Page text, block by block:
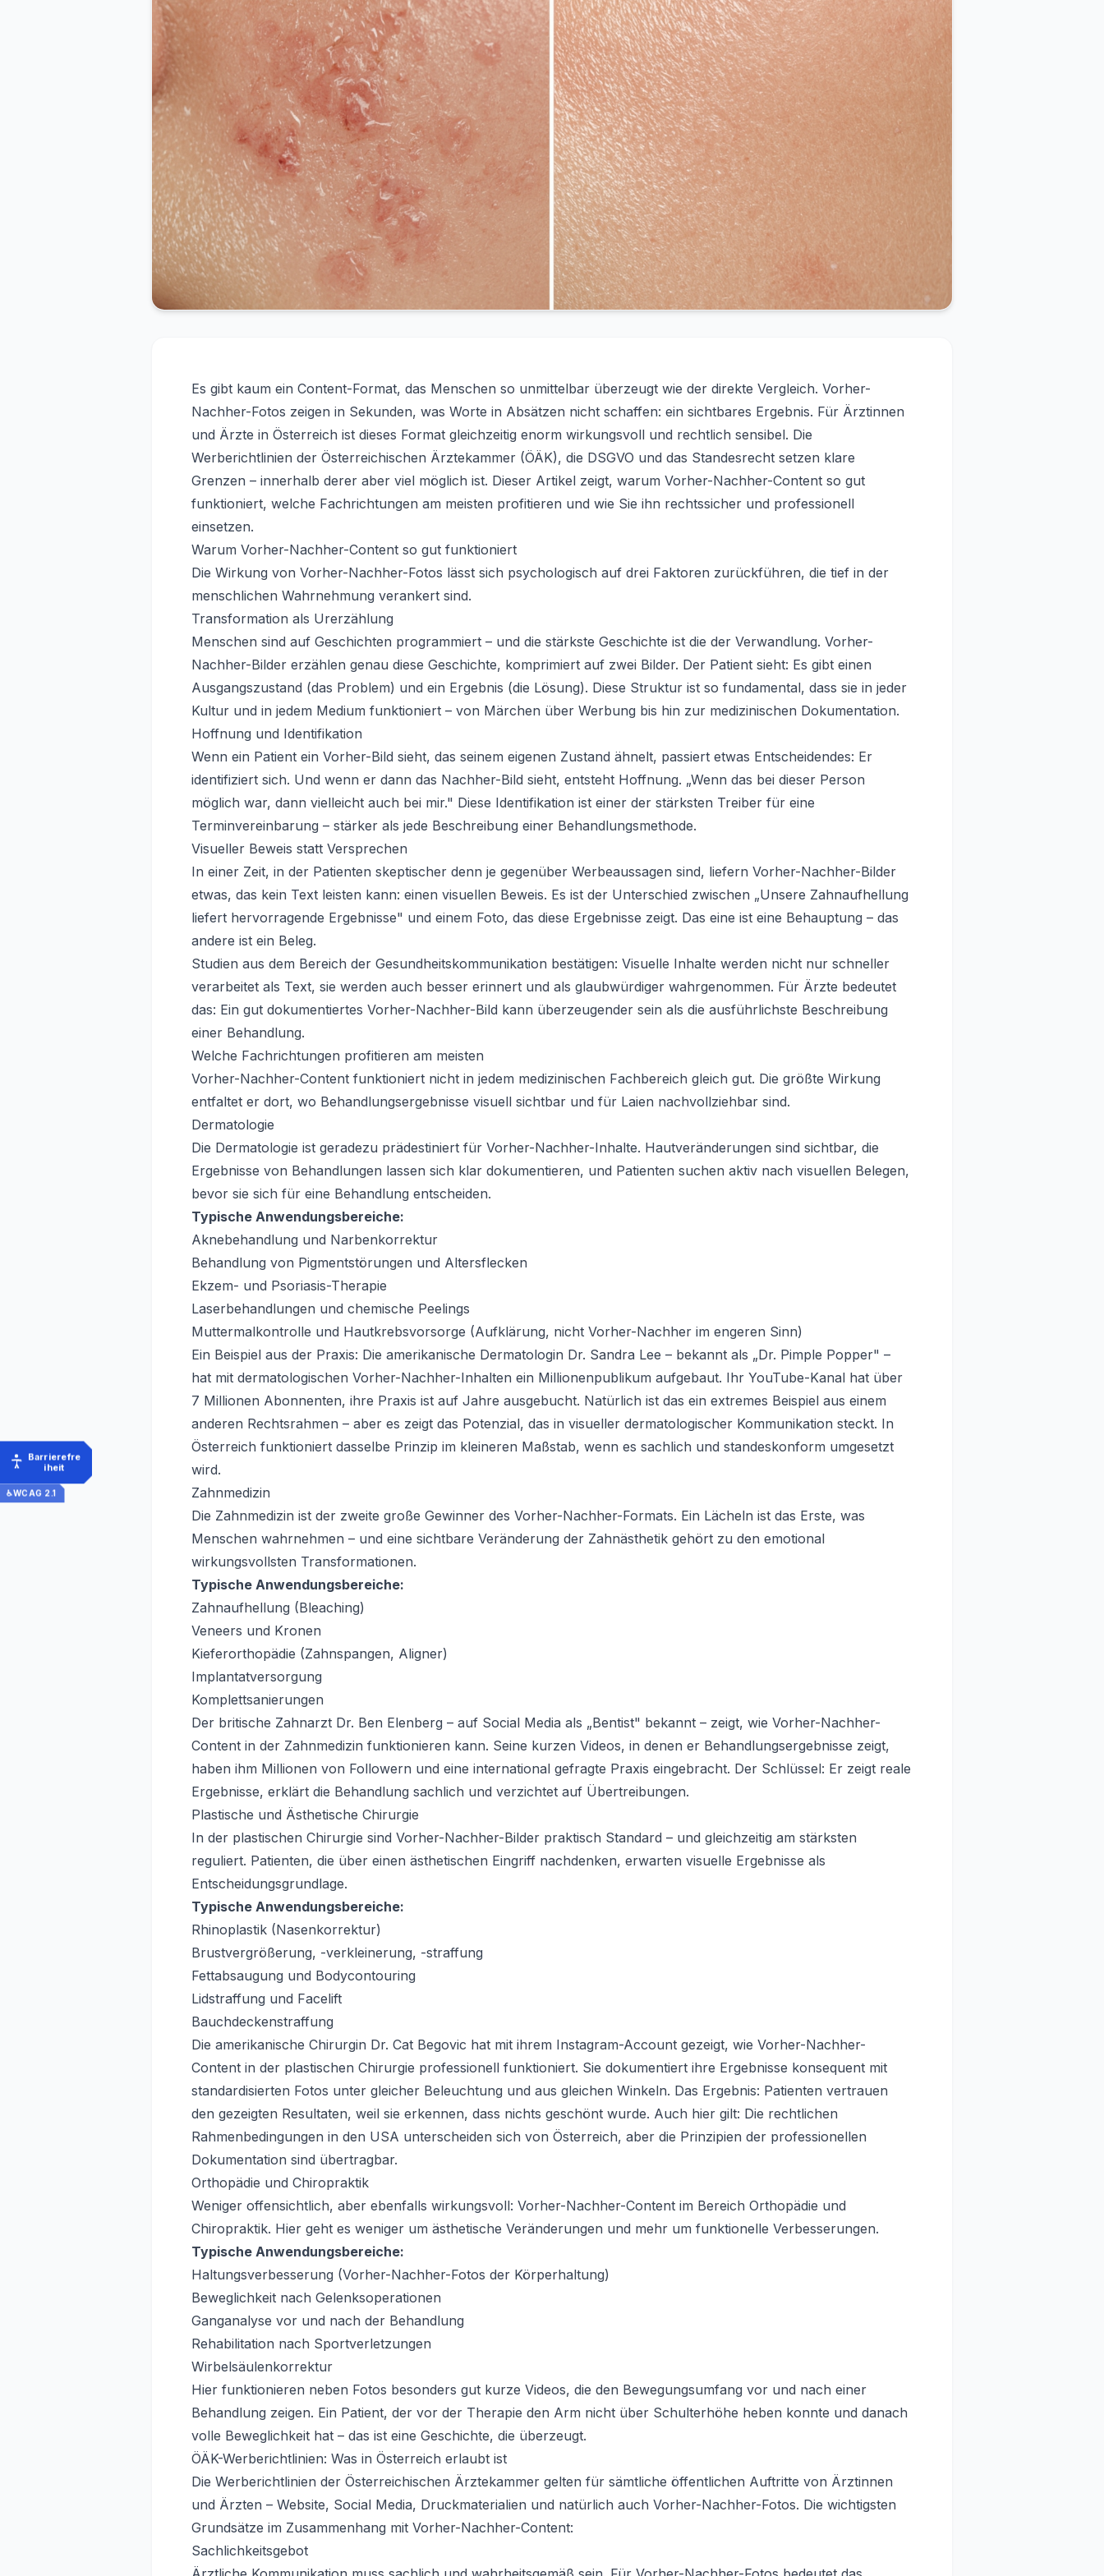
Barrierefre
iheit
♿WCAG 2.1
Es gibt kaum ein Content-Format, das Menschen so unmittelbar überzeugt wie der direkte Vergleich. Vorher-
Nachher-Fotos zeigen in Sekunden, was Worte in Absätzen nicht schaffen: ein sichtbares Ergebnis. Für Ärztinnen
und Ärzte in Österreich ist dieses Format gleichzeitig enorm wirkungsvoll und rechtlich sensibel. Die
Werberichtlinien der Österreichischen Ärztekammer (ÖÄK), die DSGVO und das Standesrecht setzen klare
Grenzen – innerhalb derer aber viel möglich ist. Dieser Artikel zeigt, warum Vorher-Nachher-Content so gut
funktioniert, welche Fachrichtungen am meisten profitieren und wie Sie ihn rechtssicher und professionell
einsetzen.
Warum Vorher-Nachher-Content so gut funktioniert
Die Wirkung von Vorher-Nachher-Fotos lässt sich psychologisch auf drei Faktoren zurückführen, die tief in der
menschlichen Wahrnehmung verankert sind.
Transformation als Urerzählung
Menschen sind auf Geschichten programmiert – und die stärkste Geschichte ist die der Verwandlung. Vorher-
Nachher-Bilder erzählen genau diese Geschichte, komprimiert auf zwei Bilder. Der Patient sieht: Es gibt einen
Ausgangszustand (das Problem) und ein Ergebnis (die Lösung). Diese Struktur ist so fundamental, dass sie in jeder
Kultur und in jedem Medium funktioniert – von Märchen über Werbung bis hin zur medizinischen Dokumentation.
Hoffnung und Identifikation
Wenn ein Patient ein Vorher-Bild sieht, das seinem eigenen Zustand ähnelt, passiert etwas Entscheidendes: Er
identifiziert sich. Und wenn er dann das Nachher-Bild sieht, entsteht Hoffnung. „Wenn das bei dieser Person
möglich war, dann vielleicht auch bei mir." Diese Identifikation ist einer der stärksten Treiber für eine
Terminvereinbarung – stärker als jede Beschreibung einer Behandlungsmethode.
Visueller Beweis statt Versprechen
In einer Zeit, in der Patienten skeptischer denn je gegenüber Werbeaussagen sind, liefern Vorher-Nachher-Bilder
etwas, das kein Text leisten kann: einen visuellen Beweis. Es ist der Unterschied zwischen „Unsere Zahnaufhellung
liefert hervorragende Ergebnisse" und einem Foto, das diese Ergebnisse zeigt. Das eine ist eine Behauptung – das
andere ist ein Beleg.
Studien aus dem Bereich der Gesundheitskommunikation bestätigen: Visuelle Inhalte werden nicht nur schneller
verarbeitet als Text, sie werden auch besser erinnert und als glaubwürdiger wahrgenommen. Für Ärzte bedeutet
das: Ein gut dokumentiertes Vorher-Nachher-Bild kann überzeugender sein als die ausführlichste Beschreibung
einer Behandlung.
Welche Fachrichtungen profitieren am meisten
Vorher-Nachher-Content funktioniert nicht in jedem medizinischen Fachbereich gleich gut. Die größte Wirkung
entfaltet er dort, wo Behandlungsergebnisse visuell sichtbar und für Laien nachvollziehbar sind.
Dermatologie
Die Dermatologie ist geradezu prädestiniert für Vorher-Nachher-Inhalte. Hautveränderungen sind sichtbar, die
Ergebnisse von Behandlungen lassen sich klar dokumentieren, und Patienten suchen aktiv nach visuellen Belegen,
bevor sie sich für eine Behandlung entscheiden.
Typische Anwendungsbereiche:
Aknebehandlung und Narbenkorrektur
Behandlung von Pigmentstörungen und Altersflecken
Ekzem- und Psoriasis-Therapie
Laserbehandlungen und chemische Peelings
Muttermalkontrolle und Hautkrebsvorsorge (Aufklärung, nicht Vorher-Nachher im engeren Sinn)
Ein Beispiel aus der Praxis: Die amerikanische Dermatologin Dr. Sandra Lee – bekannt als „Dr. Pimple Popper" –
hat mit dermatologischen Vorher-Nachher-Inhalten ein Millionenpublikum aufgebaut. Ihr YouTube-Kanal hat über
7 Millionen Abonnenten, ihre Praxis ist auf Jahre ausgebucht. Natürlich ist das ein extremes Beispiel aus einem
anderen Rechtsrahmen – aber es zeigt das Potenzial, das in visueller dermatologischer Kommunikation steckt. In
Österreich funktioniert dasselbe Prinzip im kleineren Maßstab, wenn es sachlich und standeskonform umgesetzt
wird.
Zahnmedizin
Die Zahnmedizin ist der zweite große Gewinner des Vorher-Nachher-Formats. Ein Lächeln ist das Erste, was
Menschen wahrnehmen – und eine sichtbare Veränderung der Zahnästhetik gehört zu den emotional
wirkungsvollsten Transformationen.
Typische Anwendungsbereiche:
Zahnaufhellung (Bleaching)
Veneers und Kronen
Kieferorthopädie (Zahnspangen, Aligner)
Implantatversorgung
Komplettsanierungen
Der britische Zahnarzt Dr. Ben Elenberg – auf Social Media als „Bentist" bekannt – zeigt, wie Vorher-Nachher-
Content in der Zahnmedizin funktionieren kann. Seine kurzen Videos, in denen er Behandlungsergebnisse zeigt,
haben ihm Millionen von Followern und eine international gefragte Praxis eingebracht. Der Schlüssel: Er zeigt reale
Ergebnisse, erklärt die Behandlung sachlich und verzichtet auf Übertreibungen.
Plastische und Ästhetische Chirurgie
In der plastischen Chirurgie sind Vorher-Nachher-Bilder praktisch Standard – und gleichzeitig am stärksten
reguliert. Patienten, die über einen ästhetischen Eingriff nachdenken, erwarten visuelle Ergebnisse als
Entscheidungsgrundlage.
Typische Anwendungsbereiche:
Rhinoplastik (Nasenkorrektur)
Brustvergrößerung, -verkleinerung, -straffung
Fettabsaugung und Bodycontouring
Lidstraffung und Facelift
Bauchdeckenstraffung
Die amerikanische Chirurgin Dr. Cat Begovic hat mit ihrem Instagram-Account gezeigt, wie Vorher-Nachher-
Content in der plastischen Chirurgie professionell funktioniert. Sie dokumentiert ihre Ergebnisse konsequent mit
standardisierten Fotos unter gleicher Beleuchtung und aus gleichen Winkeln. Das Ergebnis: Patienten vertrauen
den gezeigten Resultaten, weil sie erkennen, dass nichts geschönt wurde. Auch hier gilt: Die rechtlichen
Rahmenbedingungen in den USA unterscheiden sich von Österreich, aber die Prinzipien der professionellen
Dokumentation sind übertragbar.
Orthopädie und Chiropraktik
Weniger offensichtlich, aber ebenfalls wirkungsvoll: Vorher-Nachher-Content im Bereich Orthopädie und
Chiropraktik. Hier geht es weniger um ästhetische Veränderungen und mehr um funktionelle Verbesserungen.
Typische Anwendungsbereiche:
Haltungsverbesserung (Vorher-Nachher-Fotos der Körperhaltung)
Beweglichkeit nach Gelenksoperationen
Ganganalyse vor und nach der Behandlung
Rehabilitation nach Sportverletzungen
Wirbelsäulenkorrektur
Hier funktionieren neben Fotos besonders gut kurze Videos, die den Bewegungsumfang vor und nach einer
Behandlung zeigen. Ein Patient, der vor der Therapie den Arm nicht über Schulterhöhe heben konnte und danach
volle Beweglichkeit hat – das ist eine Geschichte, die überzeugt.
ÖÄK-Werberichtlinien: Was in Österreich erlaubt ist
Die Werberichtlinien der Österreichischen Ärztekammer gelten für sämtliche öffentlichen Auftritte von Ärztinnen
und Ärzten – Website, Social Media, Druckmaterialien und natürlich auch Vorher-Nachher-Fotos. Die wichtigsten
Grundsätze im Zusammenhang mit Vorher-Nachher-Content:
Sachlichkeitsgebot